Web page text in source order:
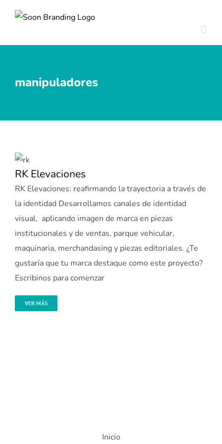
manipuladores
RK Elevaciones
RK Elevaciones: reafirmando la trayectoria a través de
la identidad Desarrollamos canales de identidad
visual, aplicando imagen de marca en piezas
institucionales y de ventas, parque vehicular,
maquinaria, merchandasing y piezas editoriales. ¿Te
gustaría que tu marca destaque como este proyecto?
Escribinos para comenzar
VER MÁS
Inicio